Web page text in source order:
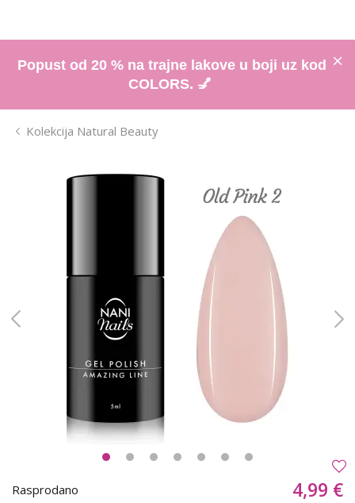
Popust od 20 % na trajne lakove u boji uz kod
COLORS. 💅
Kolekcija Natural Beauty
Rasprodano 4,99 €